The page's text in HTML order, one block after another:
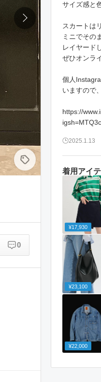
0
着用アイ
¥17,930
¥23,100
¥22,000
サイズ感と
スカートは
ミニでその
レイヤード
ぜひオンラ
個人
いますので
https://
2025.1.13